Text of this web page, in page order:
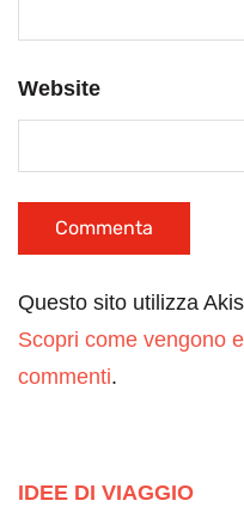
Website
Questo sito utilizza
Scopri come vengono
commenti.
IDEE DI VIAGGIO